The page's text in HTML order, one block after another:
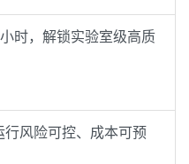
时，解锁实验室级高质
风险可控、成本可预